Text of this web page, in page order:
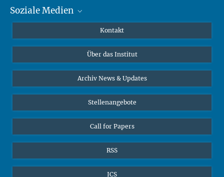
MMG Alumni Corner
Online-Vorträge
Interviews zum Thema "Diversity"
Soziale Medien
Bluesky
Kontakt
Über das Institut
Archiv News & Updates
Stellenangebote
Call for Papers
RSS
ICS